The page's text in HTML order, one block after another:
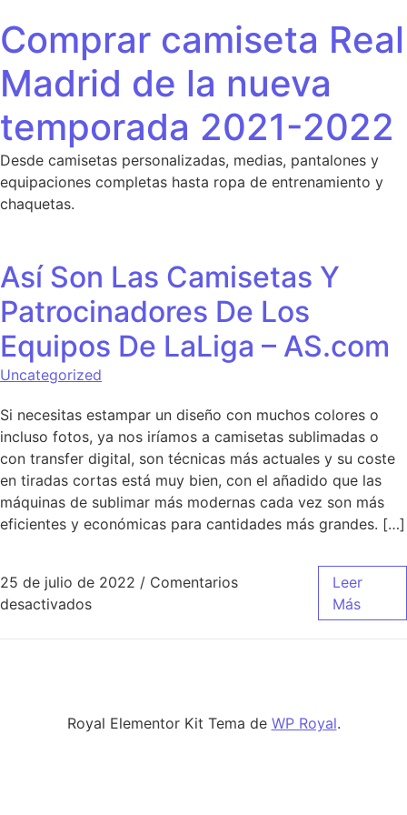
Comprar camiseta Real
Madrid de la nueva
temporada 2021-2022
Desde camisetas personalizadas, medias, pantalones y
equipaciones completas hasta ropa de entrenamiento y
chaquetas.
Así Son Las Camisetas Y
Patrocinadores De Los
Equipos De LaLiga – AS.com
Uncategorized
Si necesitas estampar un diseño con muchos colores o
incluso fotos, ya nos iríamos a camisetas sublimadas o
con transfer digital, son técnicas más actuales y su coste
en tiradas cortas está muy bien, con el añadido que las
máquinas de sublimar más modernas cada vez son más
eficientes y económicas para cantidades más grandes. […]
25 de julio de 2022 / Comentarios
desactivadosen Así Son Las Camisetas Y Patrocinadores
Leer
Más
Royal Elementor Kit Tema de WP Royal.